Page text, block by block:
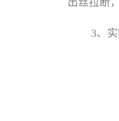
出丝拉断
3、